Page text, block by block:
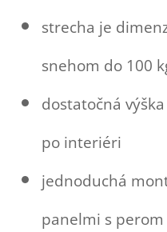
strecha je
snehom do 100
dostatočná
po interiéri
jednoduchá
panelmi s perom